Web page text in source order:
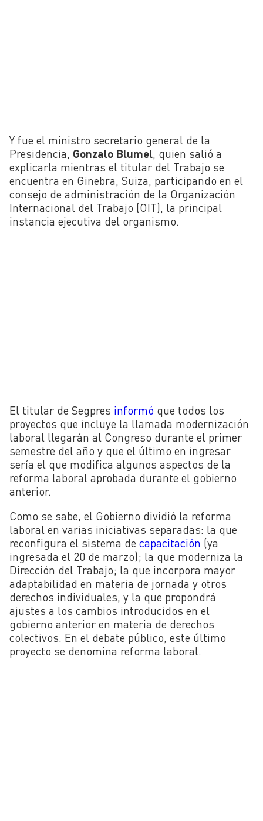
Y fue el ministro secretario general de la
Presidencia, Gonzalo Blumel, quien salió a
explicarla mientras el titular del Trabajo se
encuentra en Ginebra, Suiza, participando en el
consejo de administración de la Organización
Internacional del Trabajo (OIT), la principal
instancia ejecutiva del organismo.
El titular de Segpres informó que todos los
proyectos que incluye la llamada modernización
laboral llegarán al Congreso durante el primer
semestre del año y que el último en ingresar
sería el que modifica algunos aspectos de la
reforma laboral aprobada durante el gobierno
anterior.
Como se sabe, el Gobierno dividió la reforma
laboral en varias iniciativas separadas: la que
reconfigura el sistema de capacitación (ya
ingresada el 20 de marzo); la que moderniza la
Dirección del Trabajo; la que incorpora mayor
adaptabilidad en materia de jornada y otros
derechos individuales, y la que propondrá
ajustes a los cambios introducidos en el
gobierno anterior en materia de derechos
colectivos. En el debate público, este último
proyecto se denomina reforma laboral.